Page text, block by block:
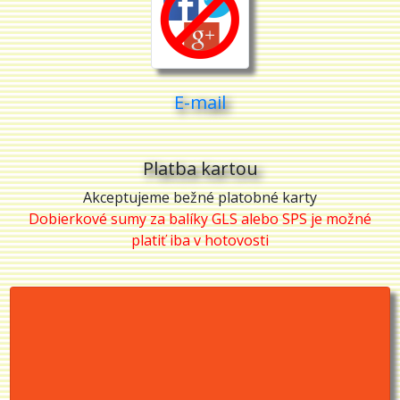
E-mail
Platba kartou
Akceptujeme bežné platobné karty
Dobierkové sumy za balíky GLS alebo SPS je možné
platiť iba v hotovosti